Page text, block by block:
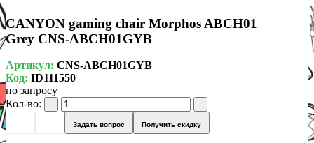
CANYON gaming chair Morphos ABCH01
Grey CNS-ABCH01GYB
Артикул: CNS-ABCH01GYB
Код: ID111550
по запросу
Кол-во:
Задать вопрос Получить скидку